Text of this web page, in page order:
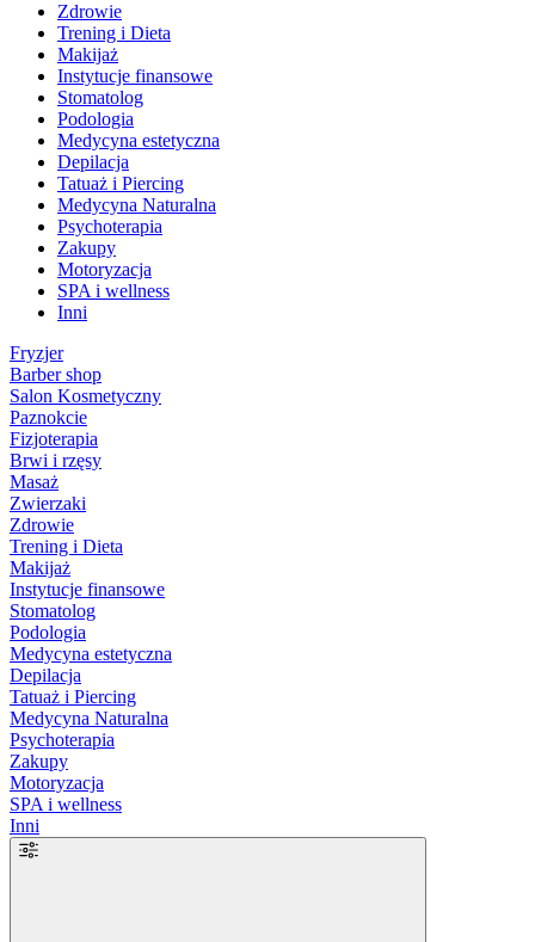
Zdrowie
Trening i Dieta
Makijaż
Instytucje finansowe
Stomatolog
Podologia
Medycyna estetyczna
Depilacja
Tatuaż i Piercing
Medycyna Naturalna
Psychoterapia
Zakupy
Motoryzacja
SPA i wellness
Inni
Fryzjer
Barber shop
Salon Kosmetyczny
Paznokcie
Fizjoterapia
Brwi i rzęsy
Masaż
Zwierzaki
Zdrowie
Trening i Dieta
Makijaż
Instytucje finansowe
Stomatolog
Podologia
Medycyna estetyczna
Depilacja
Tatuaż i Piercing
Medycyna Naturalna
Psychoterapia
Zakupy
Motoryzacja
SPA i wellness
Inni